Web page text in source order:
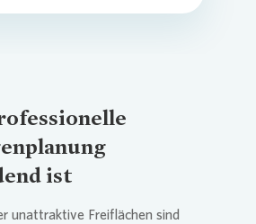
ist
unattraktive Freiflächen sind